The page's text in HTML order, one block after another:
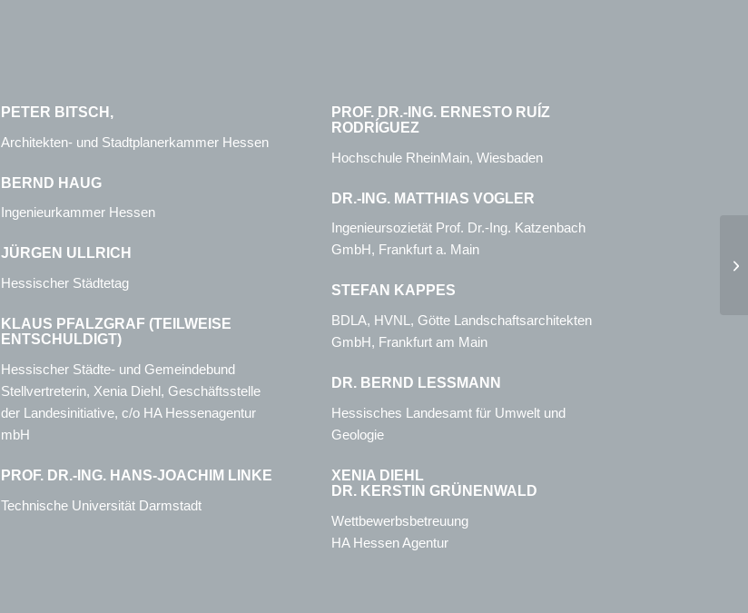
PETER BITSCH,
Architekten- und Stadtplanerkammer Hessen
BERND HAUG
Ingenieurkammer Hessen
JÜRGEN ULLRICH
Hessischer Städtetag
KLAUS PFALZGRAF (TEILWEISE
ENTSCHULDIGT)
Hessischer Städte- und Gemeindebund
Stellvertreterin, Xenia Diehl, Geschäftsstelle
der Landesinitiative, c/o HA Hessenagentur
mbH
PROF. DR.-ING. HANS-JOACHIM LINKE
Technische Universität Darmstadt
PROF. DR.-ING. ERNESTO RUÍZ
RODRÍGUEZ
Hochschule RheinMain, Wiesbaden
DR.-ING. MATTHIAS VOGLER
Ingenieursozietät Prof. Dr.-Ing. Katzenbach
GmbH, Frankfurt a. Main
STEFAN KAPPES
BDLA, HVNL, Götte Landschaftsarchitekten
GmbH, Frankfurt am Main
DR. BERND LESSMANN
Hessisches Landesamt für Umwelt und
Geologie
XENIA DIEHL
DR. KERSTIN GRÜNENWALD
Wettbewerbsbetreuung
HA Hessen Agentur